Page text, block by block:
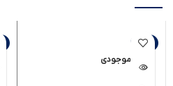
-8%
اتمام موجودی